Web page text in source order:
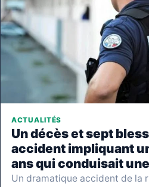
ACTUALITÉS
Un décès et sept
accident impliquant
ans qui conduisait
Un dramatique accident de la